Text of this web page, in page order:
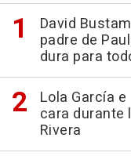
David
padre de
dura para
Lola García
cara durante
Rivera